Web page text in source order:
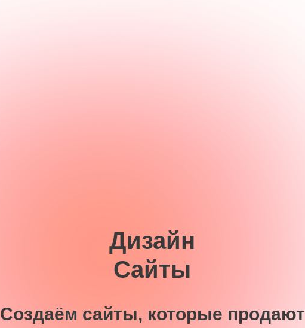
Дизайн
Сайты
Создаём сайты, которые продают